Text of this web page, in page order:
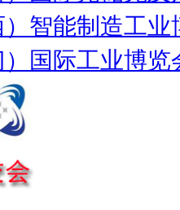
智能制造工业
国际工业博览